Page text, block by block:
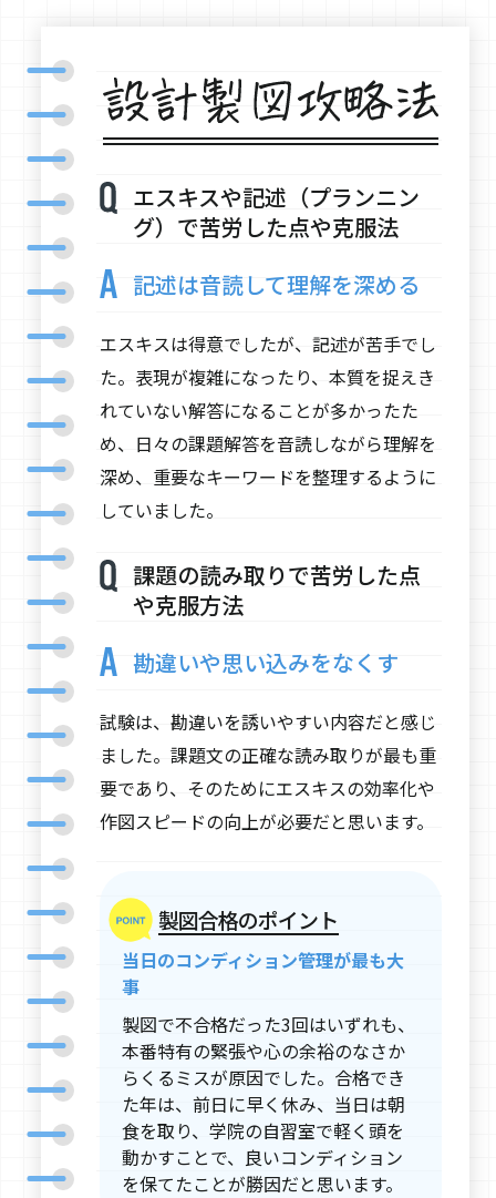
エスキスや記述（プランニン
グ）で苦労した点や克服法
記述は音読して理解を深める
エスキスは得意でしたが、記述が苦手でし
た。表現が複雑になったり、本質を捉えき
れていない解答になることが多かったた
め、日々の課題解答を音読しながら理解を
深め、重要なキーワードを整理するように
していました。
課題の読み取りで苦労した点
や克服方法
勘違いや思い込みをなくす
試験は、勘違いを誘いやすい内容だと感じ
ました。課題文の正確な読み取りが最も重
要であり、そのためにエスキスの効率化や
作図スピードの向上が必要だと思います。
製図合格のポイント
当日のコンディション管理が最も大
事
製図で不合格だった3回はいずれも、
本番特有の緊張や心の余裕のなさか
らくるミスが原因でした。合格でき
た年は、前日に早く休み、当日は朝
食を取り、学院の自習室で軽く頭を
動かすことで、良いコンディション
を保てたことが勝因だと思います。